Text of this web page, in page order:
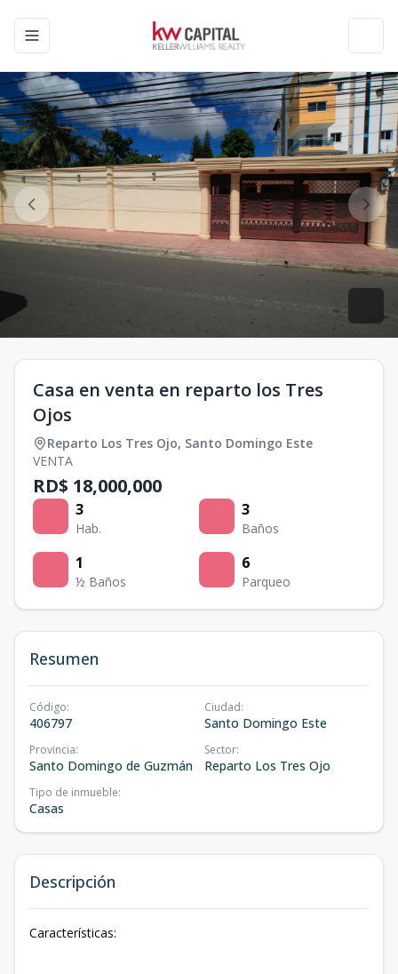
Toggle navigation menu
Casa en venta en reparto los Tres
Ojos
Reparto Los Tres Ojo, Santo Domingo Este
VENTA
RD$ 18,000,000
3
Hab.
3
Baños
1
½ Baños
6
Parqueo
Resumen
Código:
406797
Ciudad:
Santo Domingo Este
Provincia:
Santo Domingo de Guzmán
Sector:
Reparto Los Tres Ojo
Tipo de inmueble:
Casas
Descripción
Características: